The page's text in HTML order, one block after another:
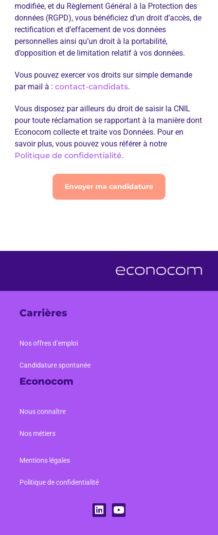
modifiée, et du Règlement Général à la Protection des
données (RGPD), vous bénéficiez d’un droit d’accès, de
rectification et d’effacement de vos données
personnelles ainsi qu’un droit à la portabilité,
d’opposition et de limitation relatif à vos données.
Vous pouvez exercer vos droits sur simple demande
par mail à : contact-candidats.
Vous disposez par ailleurs du droit de saisir la CNIL
pour toute réclamation se rapportant à la manière dont
Econocom collecte et traite vos Données. Pour en
savoir plus, vous pouvez vous référer à notre
Politique de confidentialité.
Envoyer ma candidature
Carrières
Nos offres d’emploi
Candidature spontanée
Econocom
Nous connaître
Nos métiers
Mentions légales
Politique de confidentialité